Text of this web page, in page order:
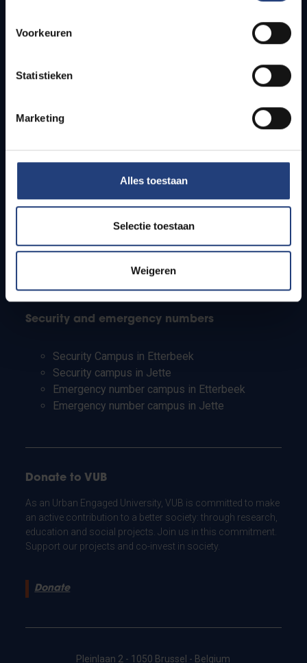
Voorkeuren
Statistieken
Marketing
Alles toestaan
Selectie toestaan
Weigeren
How to get to the VUB campuses
Students
PhD students
Teachers and secondary schools
Working students
Security and emergency numbers
Security Campus in Etterbeek
Security campus in Jette
Emergency number campus in Etterbeek
Emergency number campus in Jette
Donate to VUB
As an Urban Engaged University, VUB is committed to make
an active contribution to a better society: through research,
education and social projects. Join us in this commitment.
Support our projects and co-invest in society.
Donate
Pleinlaan 2 - 1050 Brussel - Belgium